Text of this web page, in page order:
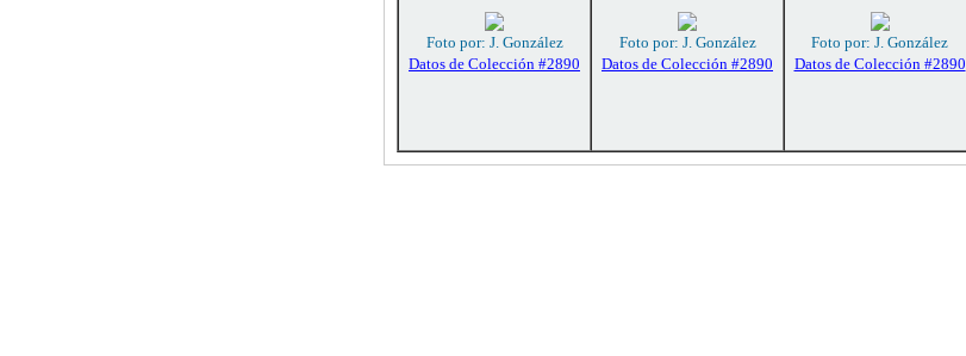
Foto por: J. González
Datos de Colección #2890
Foto por: J. González
Datos de Colección #2890
Foto por: J. González
Datos de Colección #2890